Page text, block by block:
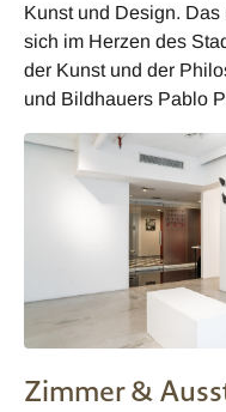
Kunst und Design.
sich im Herzen des
der Kunst und der
und Bildhauers Pablo
Zimmer &